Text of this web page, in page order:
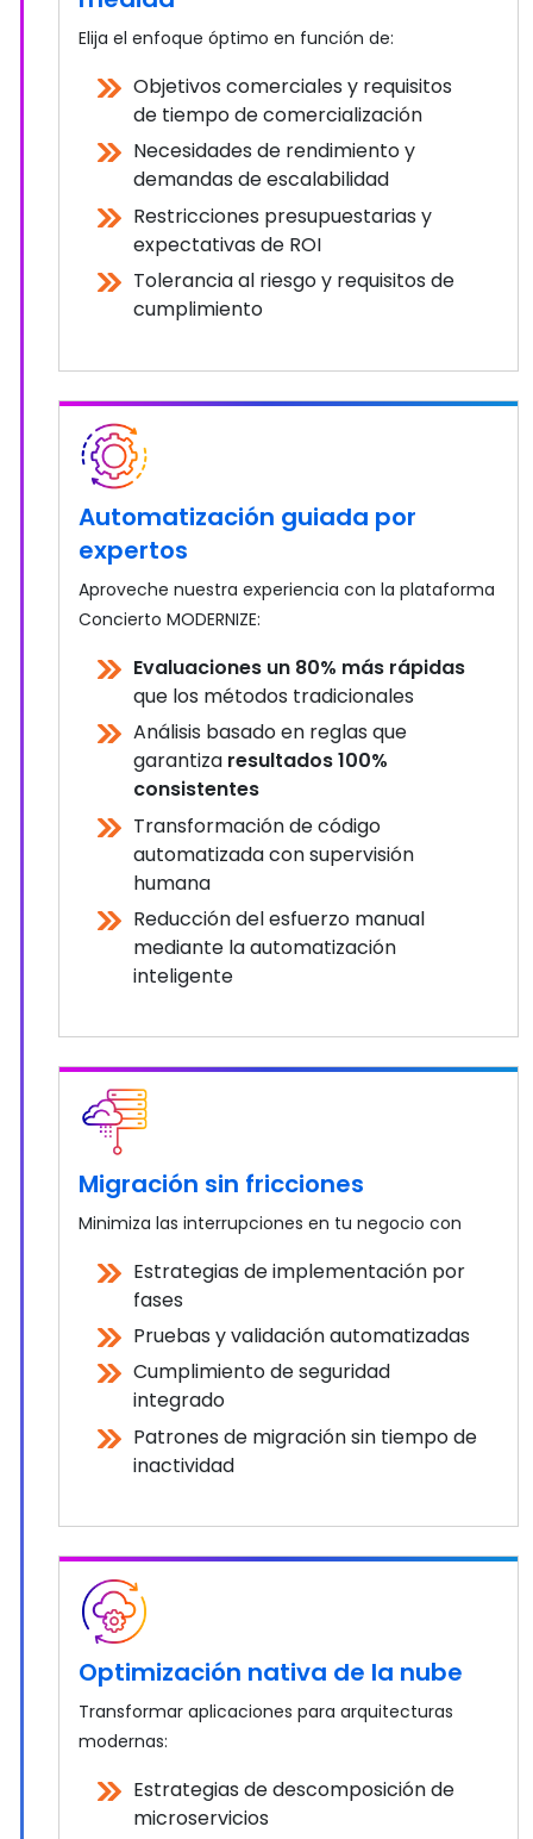
Elija el enfoque óptimo en función de:
Objetivos comerciales y requisitos
de tiempo de comercialización
Necesidades de rendimiento y
demandas de escalabilidad
Restricciones presupuestarias y
expectativas de ROI
Tolerancia al riesgo y requisitos de
cumplimiento
Automatización guiada por
expertos
Aproveche nuestra experiencia con la plataforma
Concierto MODERNIZE:
Evaluaciones un 80% más rápidas
que los métodos tradicionales
Análisis basado en reglas que
garantiza resultados 100%
consistentes
Transformación de código
automatizada con supervisión
humana
Reducción del esfuerzo manual
mediante la automatización
inteligente
Migración sin fricciones
Minimiza las interrupciones en tu negocio con
Estrategias de implementación por
fases
Pruebas y validación automatizadas
Cumplimiento de seguridad
integrado
Patrones de migración sin tiempo de
inactividad
Optimización nativa de la nube
Transformar aplicaciones para arquitecturas
modernas:
Estrategias de descomposición de
microservicios